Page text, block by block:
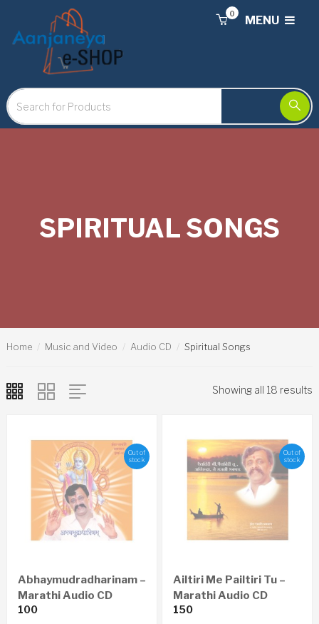
MENU
0
SPIRITUAL SONGS
Home Music and Video Audio CD Spiritual Songs
Showing all 18 results
Out of
stock
Abhaymudradharinam –
Marathi Audio CD
100
Out of
stock
Ailtiri Me Pailtiri Tu –
Marathi Audio CD
150